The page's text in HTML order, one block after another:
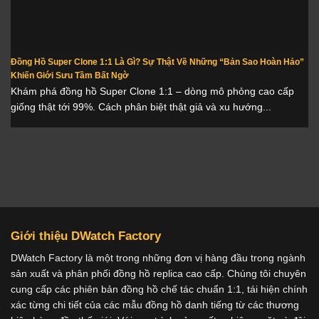
Đồng Hồ Super Clone 1:1 Là Gì? Sự Thật Về Những “Bản Sao Hoàn Hảo”
Khiến Giới Sưu Tầm Bất Ngờ
Khám phá đồng hồ Super Clone 1:1 – dòng mô phỏng cao cấp
giống thật tới 99%. Cách phân biệt thật giả và xu hướng...
Giới thiệu DWatch Factory
DWatch Factory là một trong những đơn vị hàng đầu trong ngành
sản xuất và phân phối đồng hồ replica cao cấp. Chúng tôi chuyên
cung cấp các phiên bản đồng hồ chế tác chuẩn 1:1, tái hiện chính
xác từng chi tiết của các mẫu đồng hồ danh tiếng từ các thương